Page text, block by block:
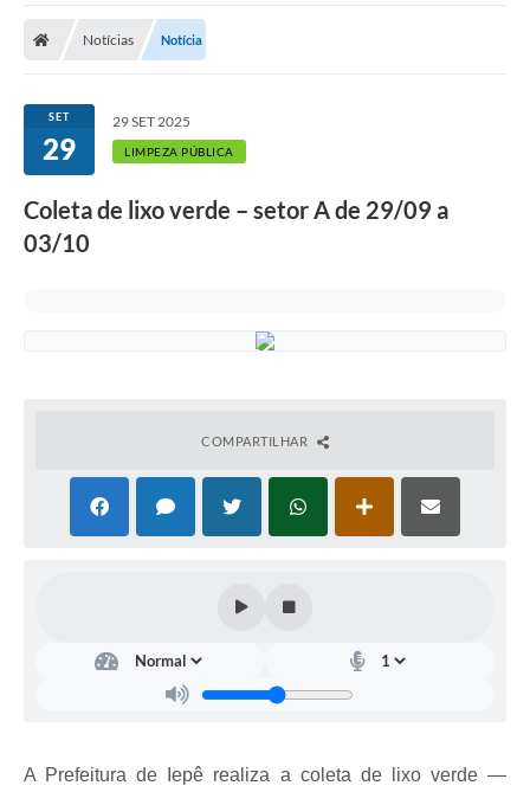
Serviços Públicos
Carta de Serviços
Questionário de Mapeamento Cultural
Veículos paralisados
Legislação
Notícias Notícia
SET
29
29 SET 2025
LIMPEZA PÚBLICA
Coleta de lixo verde – setor A de 29/09 a
03/10
COMPARTILHAR
A Prefeitura de Iepê realiza a coleta de lixo verde —